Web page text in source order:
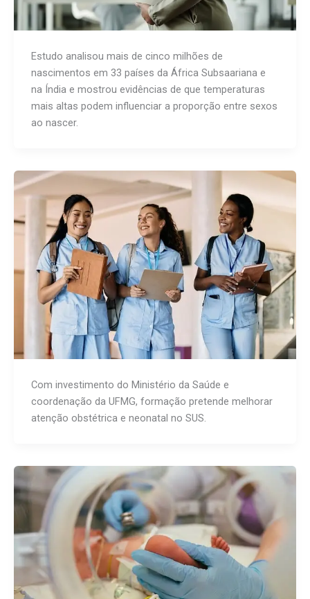
Estudo analisou mais de cinco milhões de
nascimentos em 33 países da África Subsaariana e
na Índia e mostrou evidências de que temperaturas
mais altas podem influenciar a proporção entre sexos
ao nascer.
Com investimento do Ministério da Saúde e
coordenação da UFMG, formação pretende melhorar
atenção obstétrica e neonatal no SUS.